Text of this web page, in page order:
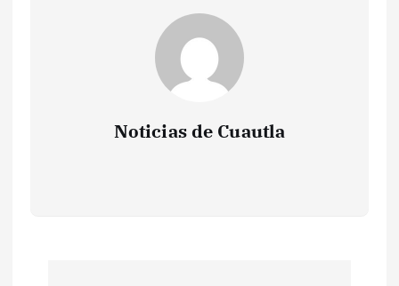
Noticias de Cuautla